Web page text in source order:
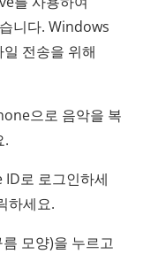
니다. Windows
전송을 위해
으로 음악을 복
.
로 로그인하세
하세요.
모양)을 누르고